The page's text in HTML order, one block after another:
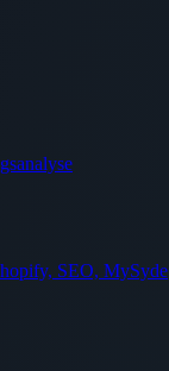
SEO, MySyde